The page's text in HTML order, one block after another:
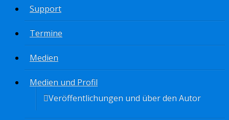
Support
Termine
Medien
Medien und Profil
Veröffentlichungen und über den Autor